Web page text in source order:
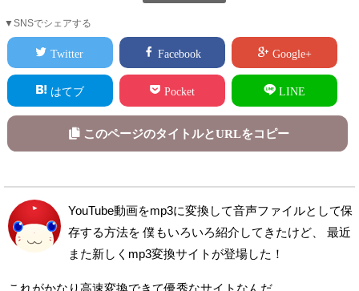
▼SNSでシェアする
Twitter Facebook Google+
はてブ Pocket LINE
このページのタイトルとURLをコピー
YouTube動画をmp3に変換して音声ファイルとして保
存する方法を 僕もいろいろ紹介してきたけど、
最近
また新しくmp3変換サイトが登場した！
これがかなり高速変換できて優秀なサイトなんだ